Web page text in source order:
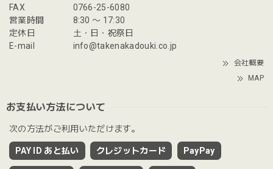
FAX
0766-25-6080
営業時間
8:30 〜 17:30
定休日
土・日・祝祭日
E-mail
info@takenakadouki.co.jp
会社概要
MAP
お支払い方法について
次の方法がご利用いただけます。
PAY ID あと払い クレジットカード PayPay